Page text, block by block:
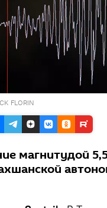
FLORIN
магнитудой